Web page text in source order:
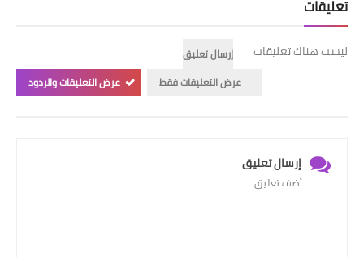
تعليقات
ليست هناك تعليقات
إرسال تعليق
عرض التعليقات فقط
عرض التعليقات والردود
إرسال تعليق
أضف تعليق